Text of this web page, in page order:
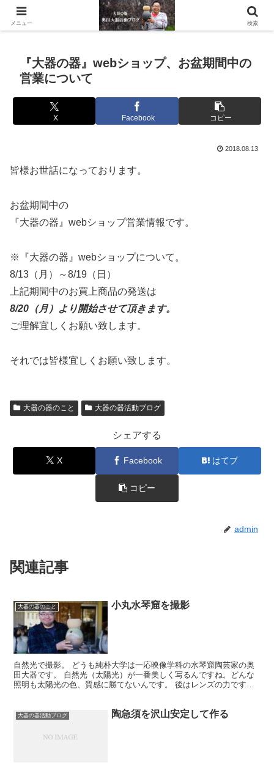
滋賀県の信楽で水琴窟や水鉢などの陶器を作っています。
『大器の器』webショップ、お盆期間中の
営業について
X Facebook コピー
2018.08.13
皆様お世話になっております。
お盆期間中の
『大器の器』webショップ営業情報です。
※『大器の器』webショップについて。
8/13（月）～8/19（日）
上記期間中のお買上商品の発送は
8/20（月）より開始させて頂きます。
ご理解宜しくお願い致します。
それでは皆様宜しくお願い致します。
大器の器のこと 大器の器活動ブログ
シェアする
X Facebook はてブ
コピー
admin
関連記事
大器の器のこと 小丸水琴窟を撮影
自然光で撮影。 どうも純朴大学は一応映像学科の水琴窟陶芸家の奥
田大器です。 自然光（太陽光）が一番美しく写るんですね。どんな
照明も太陽光の色、質感に勝てないんです。 後はレンズの力です
大器の器活動ブログ 陶急須を沢山安定して作る
メニュー 検索